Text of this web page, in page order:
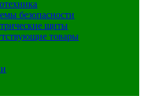
безопасности
щиты
товары